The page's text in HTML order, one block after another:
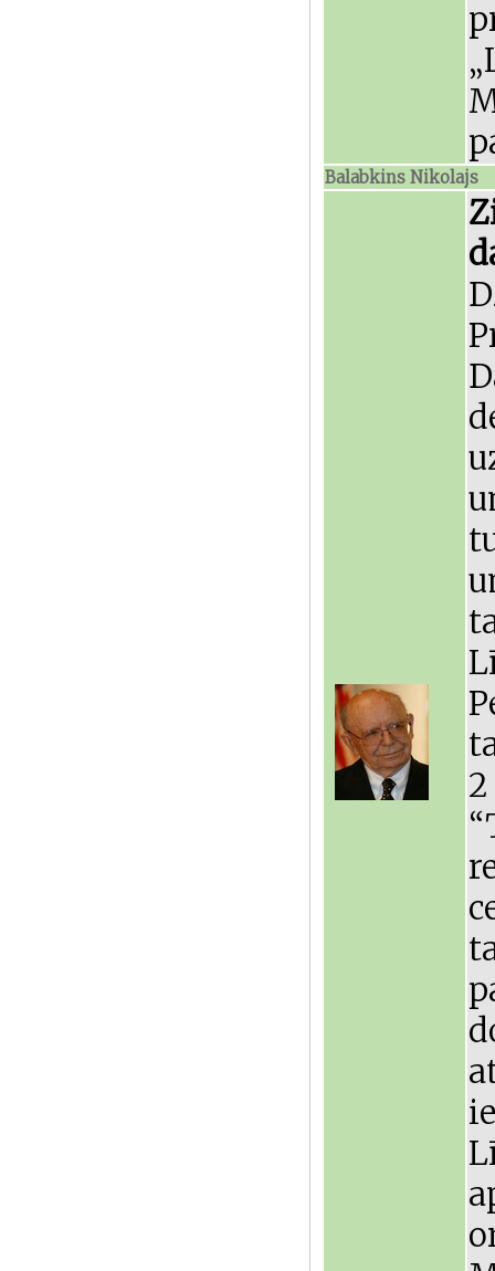
Balabkins Nikolajs